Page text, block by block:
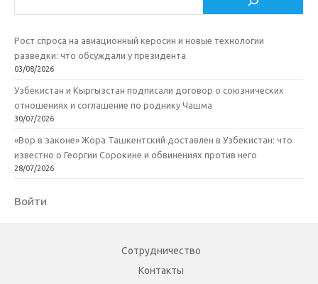
Рост спроса на авиационный керосин и новые технологии
разведки: что обсуждали у президента
03/08/2026
Узбекистан и Кыргызстан подписали договор о союзнических
отношениях и соглашение по роднику Чашма
30/07/2026
«Вор в законе» Жора Ташкентский доставлен в Узбекистан: что
известно о Георгии Сорокине и обвинениях против него
28/07/2026
Войти
Сотрудничество
Контакты